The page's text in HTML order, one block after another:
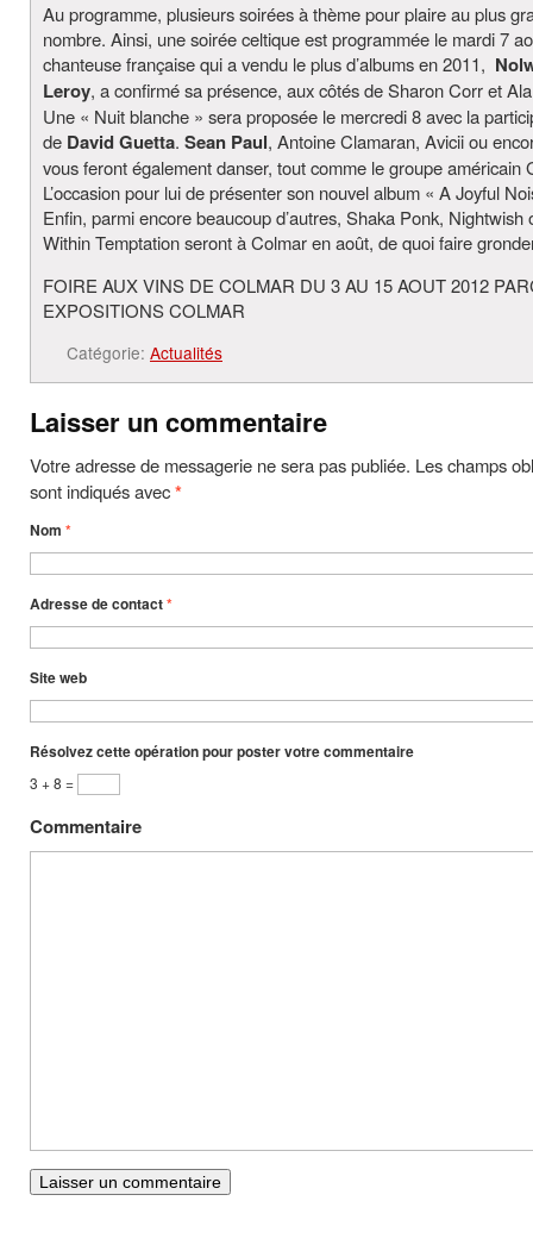
Au programme, plusieurs soirées à thème pour plaire au plus
nombre. Ainsi, une soirée celtique est programmée le mardi 7
chanteuse française qui a vendu le plus d’albums en 2011,
Leroy, a confirmé sa présence, aux côtés de Sharon Corr et
Une « Nuit blanche » sera proposée le mercredi 8 avec la
de David Guetta. Sean Paul, Antoine Clamaran, Avicii ou
vous feront également danser, tout comme le groupe américain
L’occasion pour lui de présenter son nouvel album « A Joyful
Enfin, parmi encore beaucoup d’autres, Shaka Ponk, Nightwish
Within Temptation seront à Colmar en août, de quoi faire
FOIRE AUX VINS DE COLMAR DU 3 AU 15 AOUT 2012
EXPOSITIONS COLMAR
Catégorie: Actualités
Laisser un commentaire
Votre adresse de messagerie ne sera pas publiée. Les champs
sont indiqués avec*
Nom *
Adresse de contact*
Site web
Résolvez cette opération pour poster votre commentaire
3 + 8 =
Commentaire